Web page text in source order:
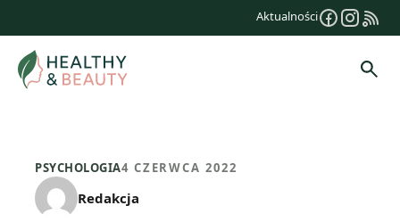
treści
Aktualności
PSYCHOLOGIA4 CZERWCA 2022
Redakcja